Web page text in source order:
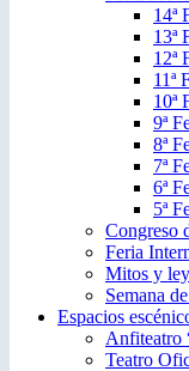
14ª
13ª
12ª
11ª
10ª
9ª
8ª
7ª
6ª
5ª
Congreso
Feria
Mitos y
Semana
Espacios
Anfiteatro
Teatro